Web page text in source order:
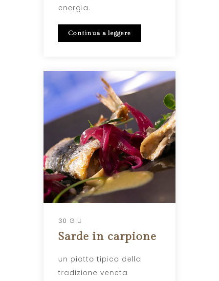
energia.
Continua a leggere
30 GIU
Sarde in carpione
un piatto tipico della
tradizione veneta